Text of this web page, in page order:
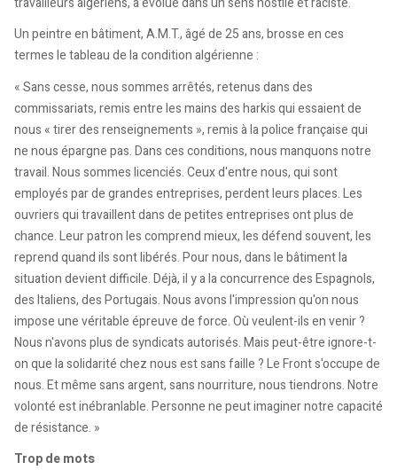
Un peintre en bâtiment, A.M.T., âgé de 25 ans, brosse en ces
termes le tableau de la condition algérienne :
« Sans cesse, nous sommes arrêtés, retenus dans des
commissariats, remis entre les mains des harkis qui essaient de
nous « tirer des renseignements », remis à la police française qui
ne nous épargne pas. Dans ces conditions, nous manquons notre
travail. Nous sommes licenciés. Ceux d'entre nous, qui sont
employés par de grandes entreprises, perdent leurs places. Les
ouvriers qui travaillent dans de petites entreprises ont plus de
chance. Leur patron les comprend mieux, les défend souvent, les
reprend quand ils sont libérés. Pour nous, dans le bâtiment la
situation devient difficile. Déjà, il y a la concurrence des Espagnols,
des Italiens, des Portugais. Nous avons l'impression qu'on nous
impose une véritable épreuve de force. Où veulent-ils en venir ?
Nous n'avons plus de syndicats autorisés. Mais peut-être ignore-t-
on que la solidarité chez nous est sans faille ? Le Front s'occupe de
nous. Et même sans argent, sans nourriture, nous tiendrons. Notre
volonté est inébranlable. Personne ne peut imaginer notre capacité
de résistance. »
Trop de mots